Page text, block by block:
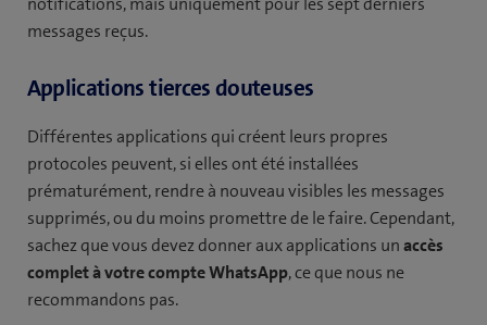
messages reçus.
Applications tierces douteuses
Différentes applications qui créent leurs propres
protocoles peuvent, si elles ont été installées
prématurément, rendre à nouveau visibles les messages
supprimés, ou du moins promettre de le faire. Cependant,
sachez que vous devez donner aux applications unaccès
complet à votre compte WhatsApp, ce que nous ne
recommandons pas.